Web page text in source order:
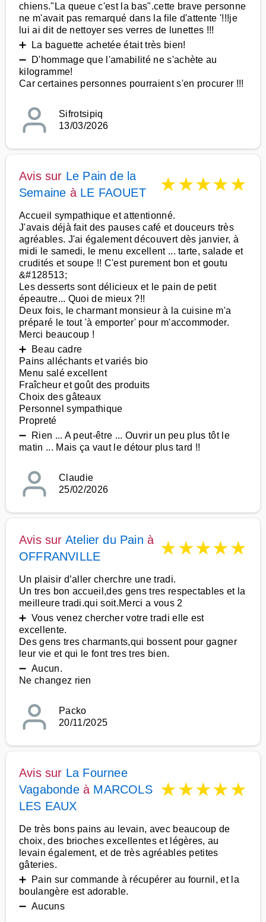
chiens."La queue c'est la bas".cette brave personne
ne m'avait pas remarqué dans la file d'attente '!!!je
lui ai dit de nettoyer ses verres de lunettes !!!
➕ La baguette achetée était très bien!
➖ D'hommage que l'amabilité ne s'achète au
kilogramme!
Car certaines personnes pourraient s'en procurer !!!
Sifrotsipiq
13/03/2026
Avis sur Le Pain de la
Semaine à LE FAOUET ★★★★★
Accueil sympathique et attentionné.
J'avais déjà fait des pauses café et douceurs très
agréables. J'ai également découvert dès janvier, à
midi le samedi, le menu excellent ... tarte, salade et
crudités et soupe !! C'est purement bon et goutu
&#128513;
Les desserts sont délicieux et le pain de petit
épeautre... Quoi de mieux ?!!
Deux fois, le charmant monsieur à la cuisine m'a
préparé le tout 'à emporter' pour m'accommoder.
Merci beaucoup !
➕ Beau cadre
Pains alléchants et variés bio
Menu salé excellent
Fraîcheur et goût des produits
Choix des gâteaux
Personnel sympathique
Propreté
➖ Rien ... A peut-être ... Ouvrir un peu plus tôt le
matin ... Mais ça vaut le détour plus tard !!
Claudie
25/02/2026
Avis sur Atelier du Pain à
OFFRANVILLE
★★★★★
Un plaisir d’aller cherchre une tradi.
Un tres bon accueil,des gens tres respectables et la
meilleure tradi.qui soit.Merci a vous 2
➕ Vous venez chercher votre tradi elle est
excellente.
Des gens tres charmants,qui bossent pour gagner
leur vie et qui le font tres tres bien.
➖ Aucun.
Ne changez rien
Packo
20/11/2025
Avis sur La Fournee
Vagabondeà MARCOLS
LES EAUX
★★★★★
De très bons pains au levain, avec beaucoup de
choix, des brioches excellentes et légères, au
levain également, et de très agréables petites
gâteries.
➕ Pain sur commande à récupérer au fournil, et la
boulangère est adorable.
➖ Aucuns